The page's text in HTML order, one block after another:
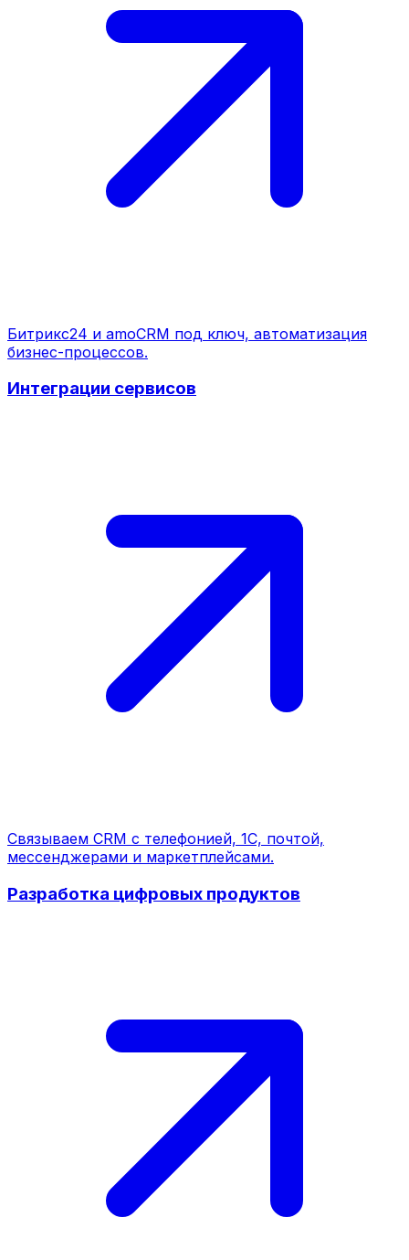
Битрикс24 и amoCRM под ключ, автоматизация
бизнес-процессов.
Интеграции сервисов
Связываем CRM с телефонией, 1С, почтой,
мессенджерами и маркетплейсами.
Разработка цифровых продуктов